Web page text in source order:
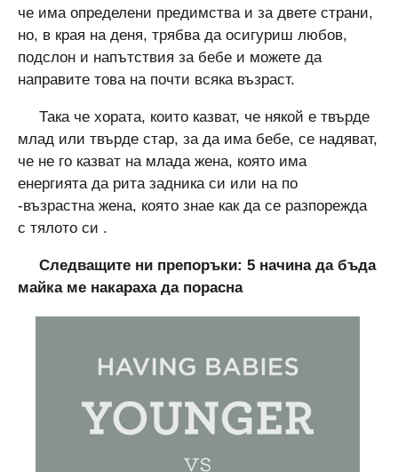
че има определени предимства и за двете страни,
но, в края на деня, трябва да осигуриш любов,
подслон и напътствия за бебе и можете да
направите това на почти всяка възраст.
Така че хората, които казват, че някой е твърде
млад или твърде стар, за да има бебе, се надяват,
че не го казват на млада жена, която има
енергията да рита задника си или на по
-възрастна жена, която знае как да се разпорежда
с тялото си .
Следващите ни препоръки: 5 начина да бъда
майка ме накараха да порасна